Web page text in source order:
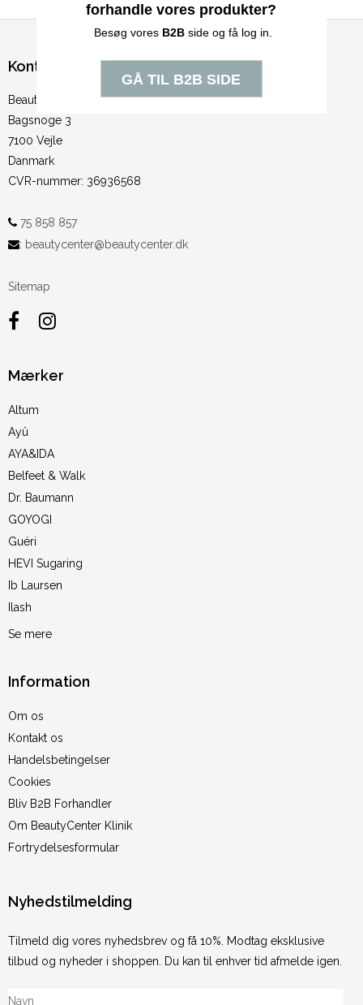
Kontakt
BeautyCenter ApS
Bagsnoge 3
7100 Vejle
Danmark
CVR-nummer: 36936568
75 858 857
: beautycenter@beautycenter.dk
Sitemap
Mærker
Altum
Ayû
AYA&IDA
Belfeet & Walk
Dr. Baumann
GOYOGI
Guéri
HEVI Sugaring
Ib Laursen
Ilash
Se mere
Information
Om os
Kontakt os
Handelsbetingelser
Cookies
Bliv B2B Forhandler
Om BeautyCenter Klinik
Fortrydelsesformular
Nyhedstilmelding
Tilmeld dig vores nyhedsbrev og få 10%. Modtag eksklusive
tilbud og nyheder i shoppen. Du kan til enhver tid afmelde igen.